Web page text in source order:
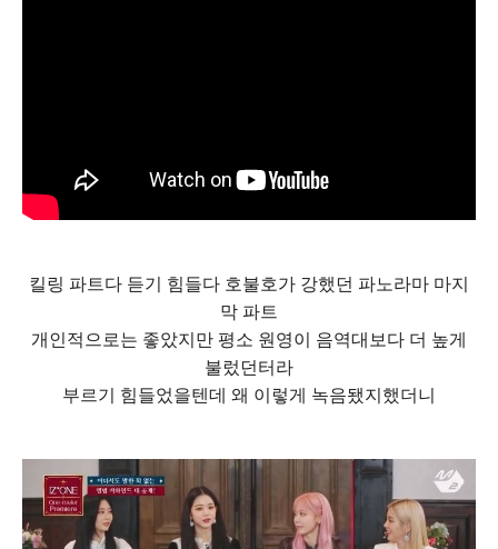
킬링 파트다 듣기 힘들다 호불호가 강했던 파노라마 마지
막 파트
개인적으로는 좋았지만 평소 원영이 음역대보다 더 높게
불렀던터라
부르기 힘들었을텐데 왜 이렇게 녹음됐지했더니